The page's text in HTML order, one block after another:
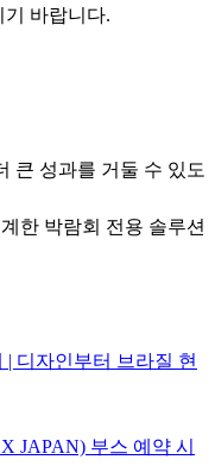
바랍니다.
큰 성과를 거둘 수 있도
한 박람회 전용 솔루션
| 디자인부터 브라질 현
JAPAN) 부스 예약 시